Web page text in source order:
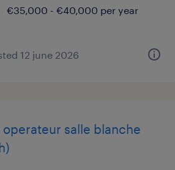
€35,000 - €40,000 per year
12 june 2026
operateur salle blanche